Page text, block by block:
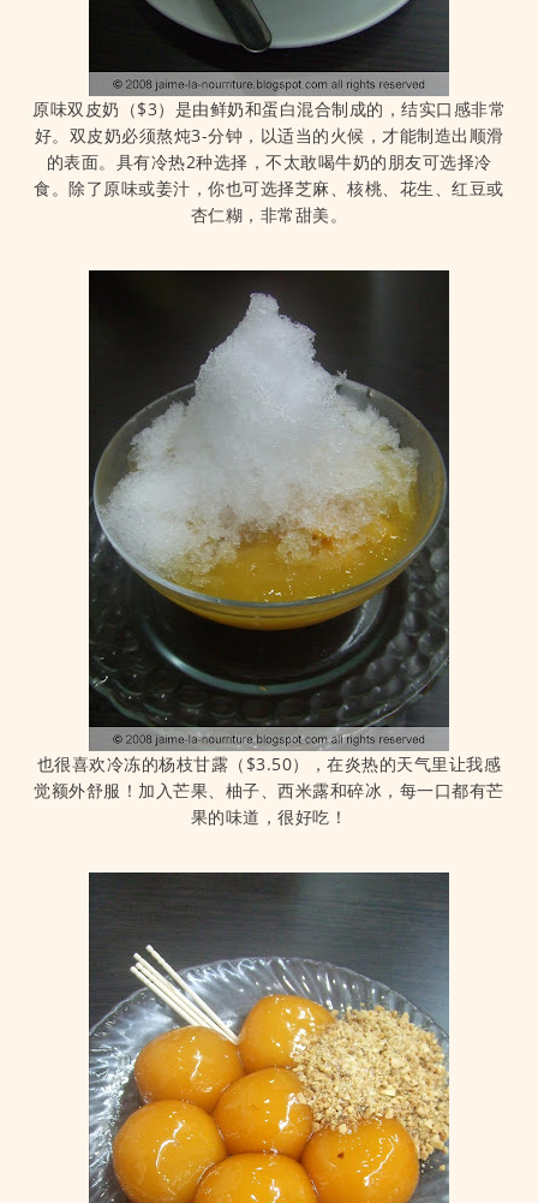
原味双皮奶（$3）是由鲜奶和蛋白混合制成的，结实口感非常
好。双皮奶必须熬炖3-分钟，以适当的火候，才能制造出顺滑
的表面。具有冷热2种选择，不太敢喝牛奶的朋友可选择冷
食。除了原味或姜汁，你也可选择芝麻、核桃、花生、红豆或
杏仁糊，非常甜美。
也很喜欢冷冻的杨枝甘露（$3.50），在炎热的天气里让我感
觉额外舒服！加入芒果、柚子、西米露和碎冰，每一口都有芒
果的味道，很好吃！